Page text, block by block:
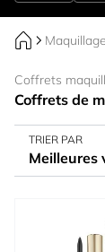
Coffrets
Coffrets de
TRIER PAR
Meilleures